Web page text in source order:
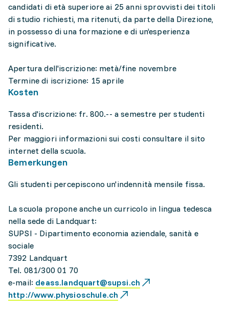
candidati di età superiore ai 25 anni sprovvisti dei titoli
di studio richiesti, ma ritenuti, da parte della Direzione,
in possesso di una formazione e di un’esperienza
significative.
Apertura dell'iscrizione: metà/fine novembre
Termine di iscrizione: 15 aprile
Kosten
Tassa d'iscrizione: fr. 800.-- a semestre per studenti
residenti.
Per maggiori informazioni sui costi consultare il sito
internet della scuola.
Bemerkungen
Gli studenti percepiscono un'indennità mensile fissa.
La scuola propone anche un curricolo in lingua tedesca
nella sede di Landquart:
SUPSI - Dipartimento economia aziendale, sanità e
sociale
7392 Landquart
Tel. 081/300 01 70
e-mail: deass.landquart@supsi.ch
http://www.physioschule.ch